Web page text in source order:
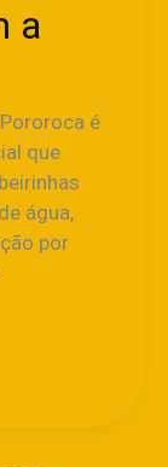
a
é
que
água,
por